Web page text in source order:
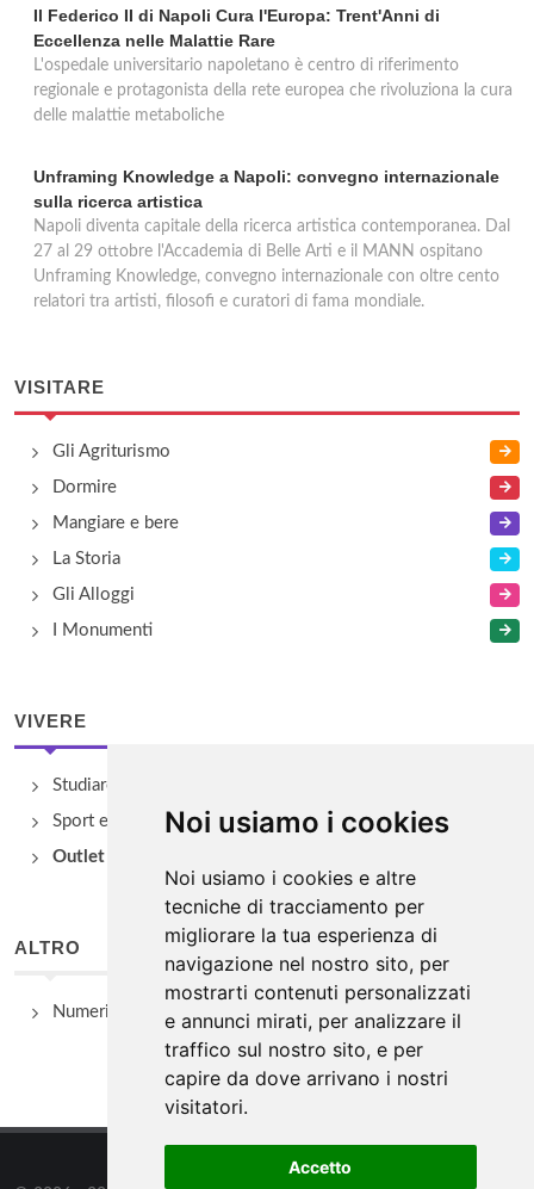
Noi usiamo i cookies
Noi usiamo i cookies e altre
tecniche di tracciamento per
migliorare la tua esperienza di
navigazione nel nostro sito, per
mostrarti contenuti personalizzati
e annunci mirati, per analizzare il
traffico sul nostro sito, e per
capire da dove arrivano i nostri
visitatori.
Accetto
Il Federico II di Napoli Cura l'Europa: Trent'Anni di
Eccellenza nelle Malattie Rare
L'ospedale universitario napoletano è centro di riferimento
regionale e protagonista della rete europea che rivoluziona la cura
delle malattie metaboliche
Unframing Knowledge a Napoli: convegno internazionale
sulla ricerca artistica
Napoli diventa capitale della ricerca artistica contemporanea. Dal
27 al 29 ottobre l'Accademia di Belle Arti e il MANN ospitano
Unframing Knowledge, convegno internazionale con oltre cento
relatori tra artisti, filosofi e curatori di fama mondiale.
VISITARE
Gli Agriturismo
Dormire
Mangiare e bere
La Storia
Gli Alloggi
I Monumenti
VIVERE
Studiare
Sport e Benessere
Outlet e spacci aziendali
ALTRO
Numeri Utili